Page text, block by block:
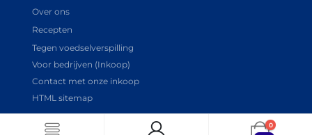
Over ons
Recepten
Tegen voedselverspilling
Voor bedrijven (Inkoop)
Contact met onze inkoop
HTML sitemap
0